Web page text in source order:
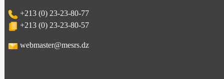
+213 (0) 23-23-80-77
+213 (0) 23-23-80-57
webmaster@mesrs.dz